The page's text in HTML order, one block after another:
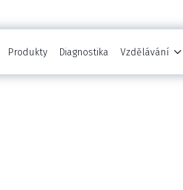
Produkty Diagnostika Vzdělávání